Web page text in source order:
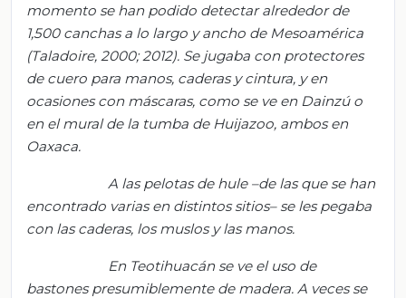
momento se han podido detectar alrededor de
1,500 canchas a lo largo y ancho de Mesoamérica
(Taladoire, 2000; 2012). Se jugaba con protectores
de cuero para manos, caderas y cintura, y en
ocasiones con máscaras, como se ve en Dainzúo
en el mural de la tumba de Huijazoo, ambos en
Oaxaca.
A las pelotas de hule –de las que se han
encontrado varias en distintos sitios– se les pegaba
con las caderas, los muslos y las manos.
En Teotihuacánse ve el uso de
bastones presumiblemente de madera. A veces se